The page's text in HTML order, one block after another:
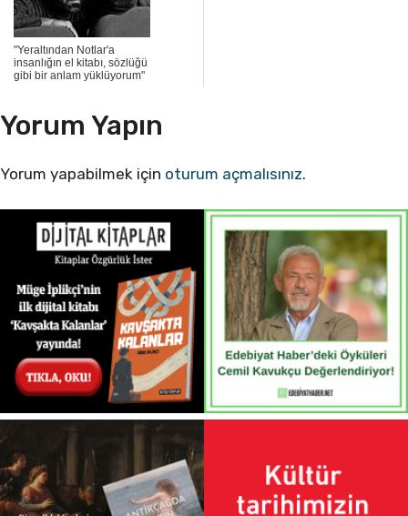
"Yeraltından Notlar'a
insanlığın el kitabı, sözlüğü
gibi bir anlam yüklüyorum"
Yorum Yapın
Yorum yapabilmek için oturum açmalısınız.